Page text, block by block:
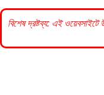
বিশেষ দ্রষ্টব্য: এই